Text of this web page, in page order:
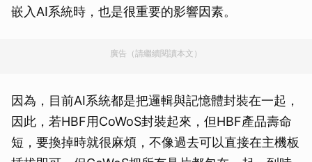
嵌入AI系統時，也是很重要的影響因素。
廣告（請繼續閱讀本文）
因為，目前AI系統都是把邏輯與記憶體封裝在一起，
因此，若HBF用CoWoS封裝起來，但HBF產品壽命
短，要換掉時就很麻煩，不像過去可以直接在主機板